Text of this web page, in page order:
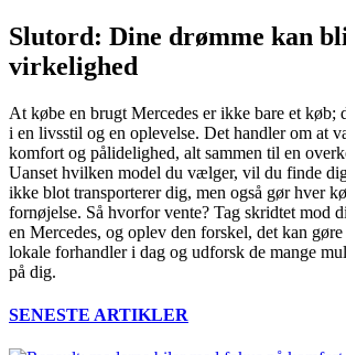
Slutord: Dine drømme kan
virkelighed
At købe en brugt Mercedes er ikke bare et køb;
i en livsstil og en oplevelse. Det handler om at
komfort og pålidelighed, alt sammen til en
Uanset hvilken model du vælger, vil du finde
ikke blot transporterer dig, men også gør hver
fornøjelse. Så hvorfor vente? Tag skridtet mod
en Mercedes, og oplev den forskel, det kan
lokale forhandler i dag og udforsk de mange
på dig.
SENESTE ARTIKLER